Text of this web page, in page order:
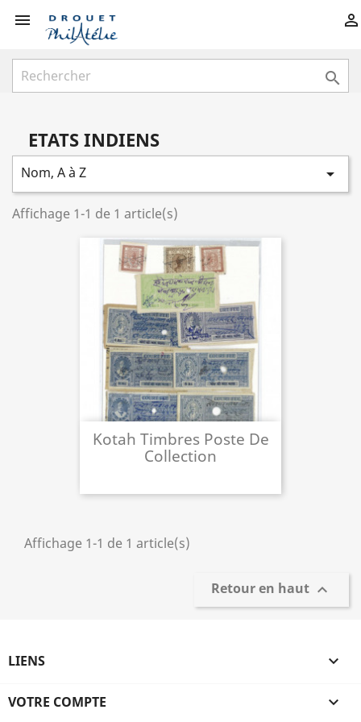
 

ETATS INDIENS
Nom, A à Z 
Affichage 1-1 de 1 article(s)
Kotah Timbres Poste De
Collection
Affichage 1-1 de 1 article(s)
Retour en haut 
LIENS 
VOTRE COMPTE 